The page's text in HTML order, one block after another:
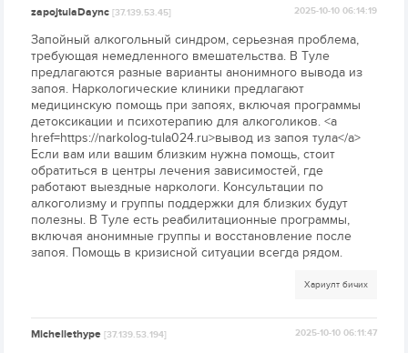
zapojtulaDaync[37.139.53.45] 2025-10-10 06:14:19
Запойный алкогольный синдром, серьезная проблема,
требующая немедленного вмешательства. В Туле
предлагаются разные варианты анонимного вывода из
запоя. Наркологические клиники предлагают
медицинскую помощь при запоях, включая программы
детоксикации и психотерапию для алкоголиков. <a
href=https://narkolog-tula024.ru>вывод из запоя тула</a>
Если вам или вашим близким нужна помощь, стоит
обратиться в центры лечения зависимостей, где
работают выездные наркологи. Консультации по
алкоголизму и группы поддержки для близких будут
полезны. В Туле есть реабилитационные программы,
включая анонимные группы и восстановление после
запоя. Помощь в кризисной ситуации всегда рядом.
Хариулт бичих
Michellethype[37.139.53.194] 2025-10-10 06:11:47